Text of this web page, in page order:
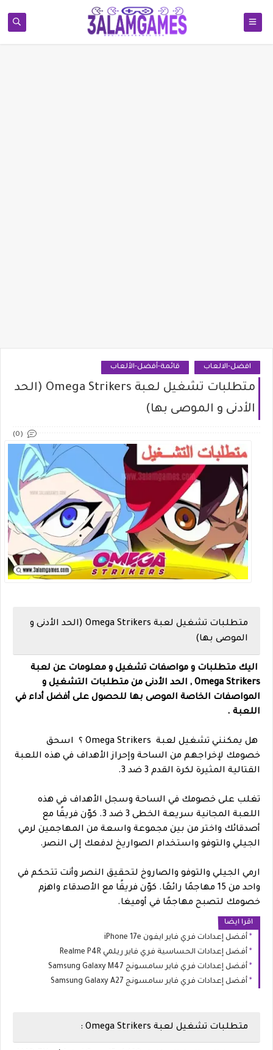
افضل-الالعاب قائمة-أفضل-الألعاب
متطلبات تشغيل لعبة Omega Strikers (الحد
الأدنى و الموصى بها)
(0)
متطلبات تشغيل لعبة Omega Strikers (الحد الأدنى و
الموصى بها)
اليك متطلبات و مواصفات تشغيل و معلومات عن لعبة
Omega Strikers , الحد الأدنى من متطلبات التشغيل و
المواصفات الخاصة الموصى بها للحصول على أفضل أداء في
اللعبة .
هل يمكنني تشغيل لعبة Omega Strikers ؟ اسحق
خصومك لإخراجهم من الساحة وإحراز الأهداف في هذه اللعبة
القتالية المثيرة لكرة القدم 3 ضد 3.
تغلب على خصومك في الساحة وسجل الأهداف في هذه
اللعبة المجانية سريعة الخطى 3 ضد 3. كوّن فريقًا مع
أصدقائك واختر من بين مجموعة واسعة من المهاجمين لرمي
الجيلي والتوفو واستخدام الصواريخ لدفعك إلى النصر.
ارمي الجيلي والتوفو والصاروخ لتحقيق النصر وأنت تتحكم في
واحد من 15 مهاجمًا رائعًا. كوّن فريقًا مع الأصدقاء واهزم
خصومك لتصبح مهاجمًا في أوميغا.
اقرا ايضا
أفضل إعدادات فري فاير ايفون iPhone 17e
أفضل إعدادات الحساسية فري فاير ريلمي Realme P4R
أفضل إعدادات فري فاير سامسونج Samsung Galaxy M47
أفضل إعدادات فري فاير سامسونج Samsung Galaxy A27
متطلبات تشغيل لعبة Omega Strikers :